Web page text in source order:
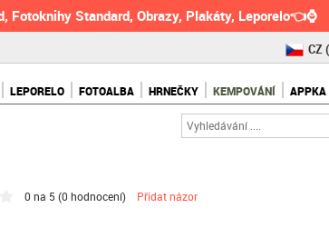
Fotoknihy Standard, Obrazy, Plakáty, Leporelo👈⌚
CZ
RO
LEPORELO FOTOALBA HRNEČKY KEMPOVÁNÍ APPKA
0 na 5 (0 hodnocení) Přidat názor